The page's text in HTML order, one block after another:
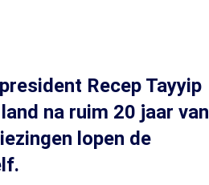
Recep Tayyip
na ruim 20 jaar van
lopen de